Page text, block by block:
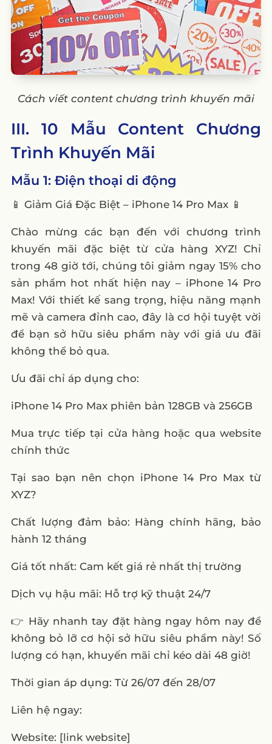
Cách viết content chương trình khuyến mãi
III. 10 Mẫu Content Chương
Trình Khuyến Mãi
Mẫu 1: Điện thoại di động
📱 Giảm Giá Đặc Biệt – iPhone 14 Pro Max 📱
Chào mừng các bạn đến với chương trình
khuyến mãi đặc biệt từ cửa hàng XYZ! Chỉ
trong 48 giờ tới, chúng tôi giảm ngay 15% cho
sản phẩm hot nhất hiện nay – iPhone 14 Pro
Max! Với thiết kế sang trọng, hiệu năng mạnh
mẽ và camera đỉnh cao, đây là cơ hội tuyệt vời
để bạn sở hữu siêu phẩm này với giá ưu đãi
không thể bỏ qua.
Ưu đãi chỉ áp dụng cho:
iPhone 14 Pro Max phiên bản 128GB và 256GB
Mua trực tiếp tại cửa hàng hoặc qua website
chính thức
Tại sao bạn nên chọn iPhone 14 Pro Max từ
XYZ?
Chất lượng đảm bảo: Hàng chính hãng, bảo
hành 12 tháng
Giá tốt nhất: Cam kết giá rẻ nhất thị trường
Dịch vụ hậu mãi: Hỗ trợ kỹ thuật 24/7
👉 Hãy nhanh tay đặt hàng ngay hôm nay để
không bỏ lỡ cơ hội sở hữu siêu phẩm này! Số
lượng có hạn, khuyến mãi chỉ kéo dài 48 giờ!
Thời gian áp dụng: Từ 26/07 đến 28/07
Liên hệ ngay:
Website: [link website]